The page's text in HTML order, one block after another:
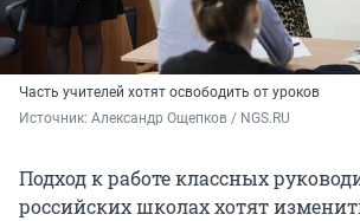
Часть учителей хотят освободить от уроков
Источник: Александр Ощепков / NGS.RU
Подход к работе классных
российских школах хотят